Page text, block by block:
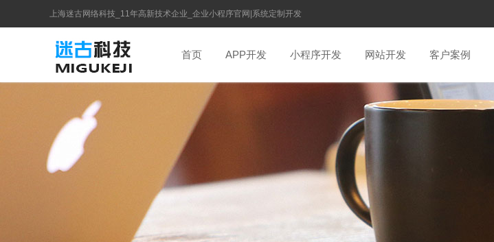
上海迷古网络科技_11年高新技术企业_企业小程序官网|系统定制开发
首页 APP开发 小程序开发 网站开发 客户案例